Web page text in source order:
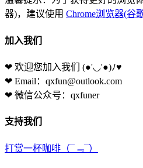
器)，建议使用 Chrome浏览器(谷
加入我们
❤ 欢迎您加入我们 (●'◡'●)ﾉ♥
❤ Email：qxfun@outlook.com
❤ 微信公众号：qxfuner
支持我们
打赏一杯咖啡 （¯﹃¯）